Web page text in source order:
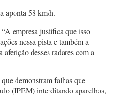
aponta 58 km/h.
empresa justifica que isso
nessa pista e também a
desses radares com a
demonstram falhas que
(IPEM) interditando aparelhos,